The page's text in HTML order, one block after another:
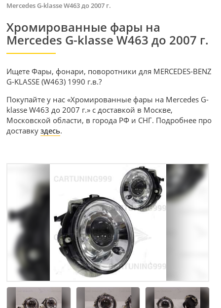
Mercedes G-klasse W463 до 2007 г.
Хромированные фары на
Mercedes G-klasse W463 до 2007 г.
Ищете Фары, фонари, поворотники для MERCEDES-BENZ
G-KLASSE (W463) 1990 г.в.?
Покупайте у нас «Хромированные фары на Mercedes G-
klasse W463 до 2007 г.» с доставкой в Москве,
Московской области, в города РФ и СНГ. Подробнее про
доставкуздесь.